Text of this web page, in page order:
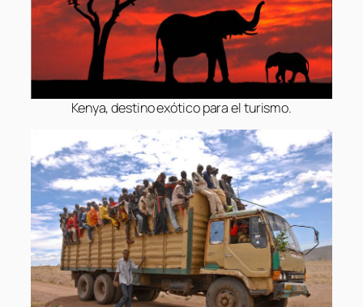
Kenya, destino exótico para el turismo.